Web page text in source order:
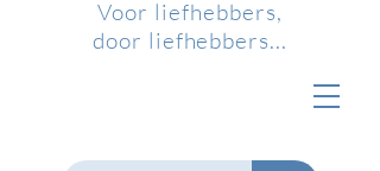
Voor liefhebbers,
door liefhebbers...